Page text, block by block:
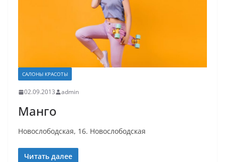
САЛОНЫ КРАСОТЫ
02.09.2013 admin
Манго
Новослободская, 16. Новослободская
Читать далее